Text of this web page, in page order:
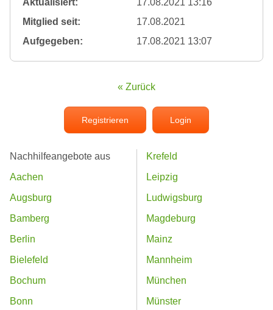
Mitglied seit:
17.08.2021
Aufgegeben:
17.08.2021 13:07
« Zurück
Registrieren Login
Nachhilfeangebote aus
Aachen
Augsburg
Bamberg
Berlin
Bielefeld
Bochum
Bonn
Krefeld
Leipzig
Ludwigsburg
Magdeburg
Mainz
Mannheim
München
Münster